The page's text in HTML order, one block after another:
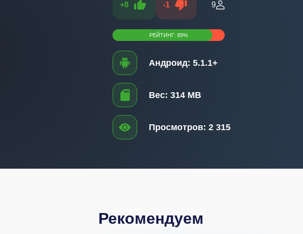
+8 -1 9
РЕЙТИНГ:89%
Андроид: 5.1.1+
Вес: 314 MB
Просмотров: 2 315
Рекомендуем